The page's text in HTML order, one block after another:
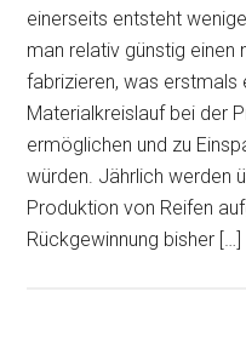
einerseits entsteht
man relativ günstig einen
fabrizieren, was erstmals
Materialkreislauf bei der
ermöglichen und zu
würden. Jährlich werden
Produktion von Reifen
Rückgewinnung bisher […]